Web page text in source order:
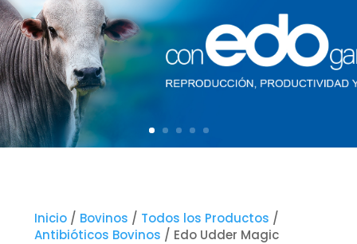
Inicio/ Bovinos / Todos los Productos /
Antibióticos Bovinos / Edo Udder Magic